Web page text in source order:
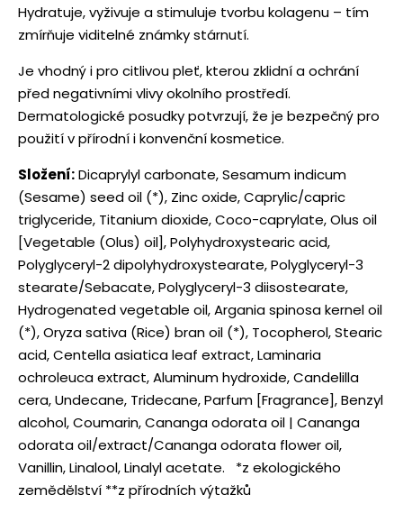
Hydratuje, vyživuje a stimuluje tvorbu kolagenu – tím
zmírňuje viditelné známky stárnutí.
Je vhodný i pro citlivou pleť, kterou zklidní a ochrání
před negativními vlivy okolního prostředí.
Dermatologické posudky potvrzují, že je bezpečný pro
použití v přírodní i konvenční kosmetice.
Složení:Dicaprylyl carbonate, Sesamum indicum
(Sesame) seed oil (*), Zinc oxide, Caprylic/capric
triglyceride, Titanium dioxide, Coco-caprylate, Olus oil
[Vegetable (Olus) oil], Polyhydroxystearic acid,
Polyglyceryl-2 dipolyhydroxystearate, Polyglyceryl-3
stearate/Sebacate, Polyglyceryl-3 diisostearate,
Hydrogenated vegetable oil, Argania spinosa kernel oil
(*), Oryza sativa (Rice) bran oil (*), Tocopherol, Stearic
acid, Centella asiatica leaf extract, Laminaria
ochroleuca extract, Aluminum hydroxide, Candelilla
cera, Undecane, Tridecane, Parfum [Fragrance], Benzyl
alcohol, Coumarin, Cananga odorata oil | Cananga
odorata oil/extract/Cananga odorata flower oil,
Vanillin, Linalool, Linalyl acetate. *z ekologického
zemědělství **z přírodních výtažků